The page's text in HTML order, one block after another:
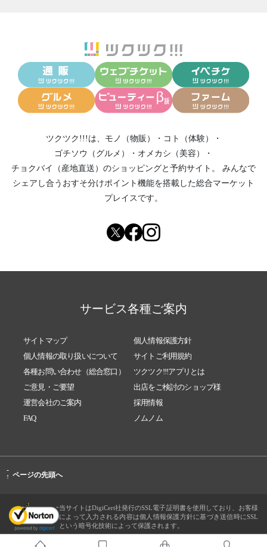
ツクツク!!!は、 モノ（物販） ・ コト（体験）
・
ゴチソウ（グルメ）
・ オメカシ（美容）
・
チョクバイ（産地直送） のショッピングと予約サイト。
みんなで
シェアし合う おすそ分けポイント機能を搭載した総合マーケット
プレイスです。
サービス各種ご案内
サイトマップ
個人情報保護方針
個人情報の取り扱いについて
サイトご利用規約
各種お問い合わせ（総合窓口）
ツクツク!!!アプリとは
ご意見・ご要望
出店をご検討のショップ様
運営会社のご案内
採用情報
FAQ
ノムノム
-
↑ ページの先頭へ
当サイトはDigiCert社発行のSSL電子証明書を使用しており、お客様
によって入力される内容は個人情報保護方針に基づき送信時にSSL
という暗号化技術によって保護されます。